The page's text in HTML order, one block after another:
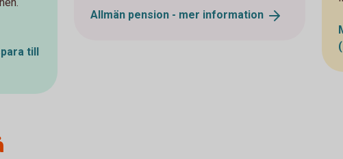
till
Allmän pension - mer information